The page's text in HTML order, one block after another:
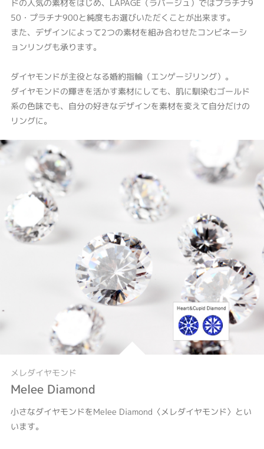
ドの人気の素材をはじめ、LAPAGE（ラパージュ）ではプラチナ9
50・プラチナ900と純度もお選びいただくことが出来ます。
また、デザインによって2つの素材を組み合わせたコンビネーシ
ョンリングも承ります。
ダイヤモンドが主役となる婚約指輪（エンゲージリング）。
ダイヤモンドの輝きを活かす素材にしても、肌に馴染むゴールド
系の色味でも、自分の好きなデザインを素材を変えて自分だけの
リングに。
メレダイヤモンド
Melee Diamond
小さなダイヤモンドをMelee Diamond〈メレダイヤモンド〉とい
います。